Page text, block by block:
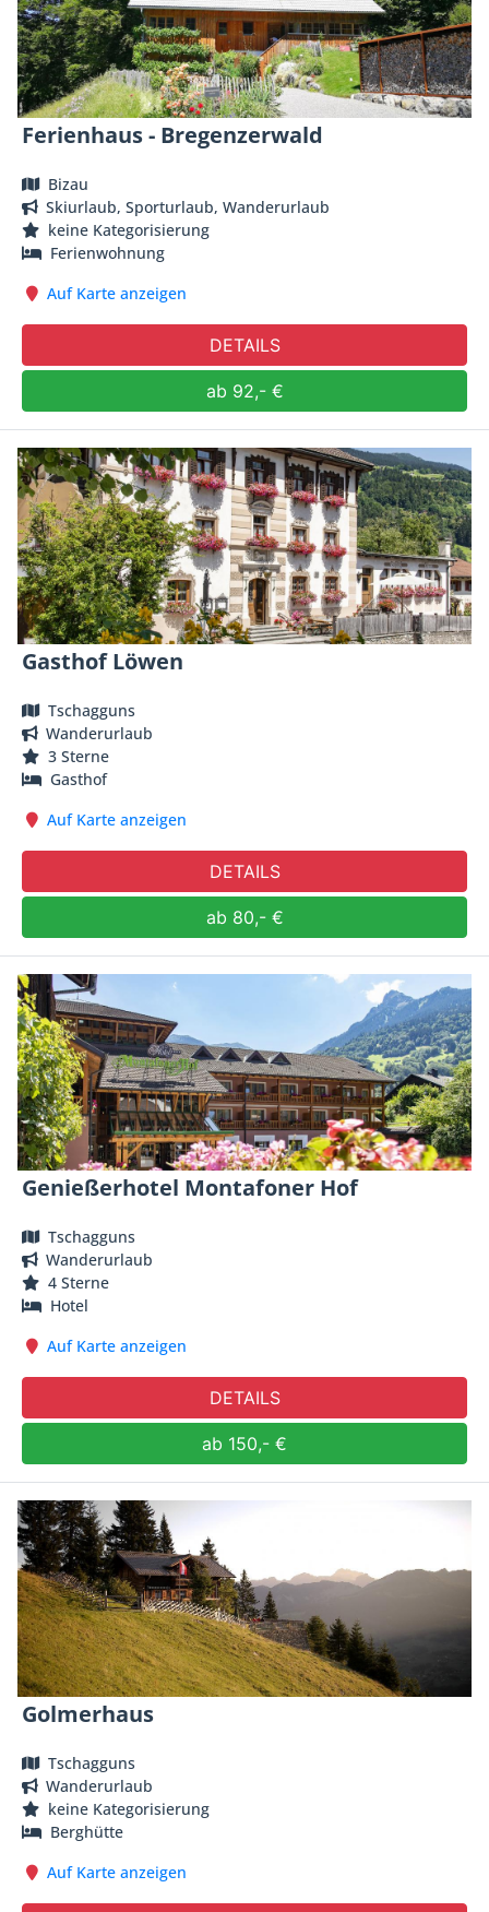
Ferienhaus - Bregenzerwald
Bizau
Skiurlaub, Sporturlaub, Wanderurlaub
keine Kategorisierung
Ferienwohnung
Auf Karte anzeigen
DETAILS
ab 92,- €
Gasthof Löwen
Tschagguns
Wanderurlaub
3 Sterne
Gasthof
Auf Karte anzeigen
DETAILS
ab 80,- €
Genießerhotel Montafoner Hof
Tschagguns
Wanderurlaub
4 Sterne
Hotel
Auf Karte anzeigen
DETAILS
ab 150,- €
Golmerhaus
Tschagguns
Wanderurlaub
keine Kategorisierung
Berghütte
Auf Karte anzeigen